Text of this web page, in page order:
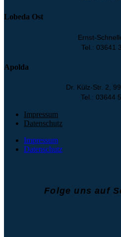
Lobeda Ost
Ernst-
Tel.: 03641
Apolda
Dr. Külz-Str. 2,
Tel.: 03644
Impressum
Datenschutz
Impressum
Datenschutz
Folge uns auf